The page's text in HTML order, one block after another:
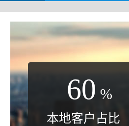
60 %
本地客户占比